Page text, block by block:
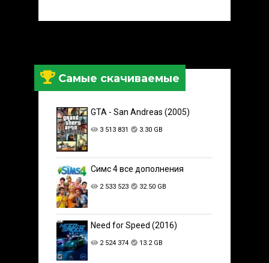
Самые скачиваемые
GTA - San Andreas (2005)
3 513 831 3.30 GB
Симс 4 все дополнения
2 533 523 32.50 GB
Need for Speed (2016)
2 524 374 13.2 GB